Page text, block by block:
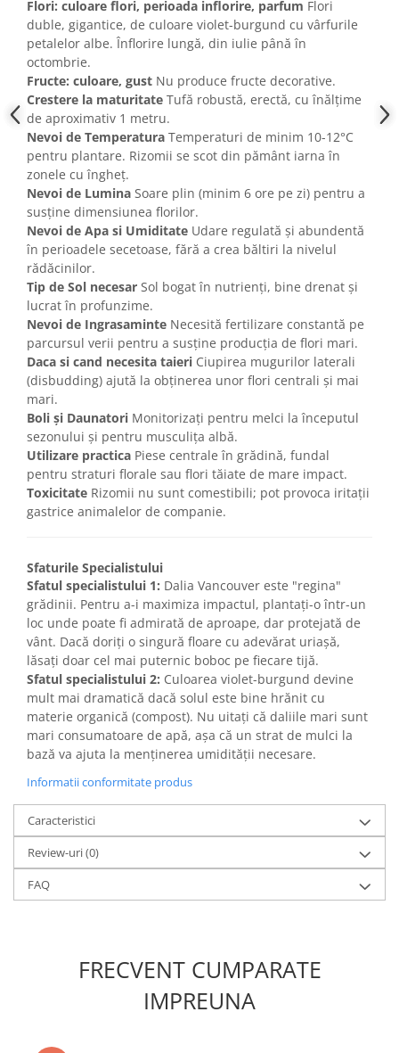
Flori: culoare flori, perioada inflorire, parfum Flori
duble, gigantice, de culoare violet-burgund cu vârfurile
petalelor albe. Înflorire lungă, din iulie până în
octombrie.
Fructe: culoare, gust Nu produce fructe decorative.
Crestere la maturitate Tufă robustă, erectă, cu înălțime
de aproximativ 1 metru.
Nevoi de Temperatura Temperaturi de minim 10-12°C
pentru plantare. Rizomii se scot din pământ iarna în
zonele cu îngheț.
Nevoi de Lumina Soare plin (minim 6 ore pe zi) pentru a
susține dimensiunea florilor.
Nevoi de Apa si Umiditate Udare regulată și abundentă
în perioadele secetoase, fără a crea băltiri la nivelul
rădăcinilor.
Tip de Sol necesar Sol bogat în nutrienți, bine drenat și
lucrat în profunzime.
Nevoi de Ingrasaminte Necesită fertilizare constantă pe
parcursul verii pentru a susține producția de flori mari.
Daca si cand necesita taieri Ciupirea mugurilor laterali
(disbudding) ajută la obținerea unor flori centrali și mai
mari.
Boli și Daunatori Monitorizați pentru melci la începutul
sezonului și pentru musculița albă.
Utilizare practica Piese centrale în grădină, fundal
pentru straturi florale sau flori tăiate de mare impact.
Toxicitate Rizomii nu sunt comestibili; pot provoca iritații
gastrice animalelor de companie.
Sfaturile Specialistului
Sfatul specialistului 1: Dalia Vancouver este "regina"
grădinii. Pentru a-i maximiza impactul, plantați-o într-un
loc unde poate fi admirată de aproape, dar protejată de
vânt. Dacă doriți o singură floare cu adevărat uriașă,
lăsați doar cel mai puternic boboc pe fiecare tijă.
Sfatul specialistului 2: Culoarea violet-burgund devine
mult mai dramatică dacă solul este bine hrănit cu
materie organică (compost). Nu uitați că daliile mari sunt
mari consumatoare de apă, așa că un strat de mulci la
bază va ajuta la menținerea umidității necesare.
Informatii conformitate produs
Caracteristici
Review-uri(0)
FAQ
FRECVENT CUMPARATE
IMPREUNA